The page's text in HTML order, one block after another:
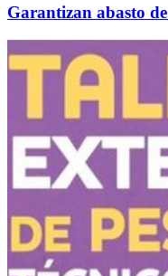
Garantizan abasto